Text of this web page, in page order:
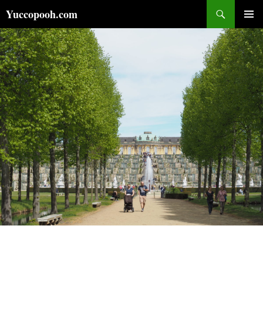
ン
テ
ン
ツ
へ
ス
キ
ッ
プ
Yuccopooh.com
索
メインメ
ニュー